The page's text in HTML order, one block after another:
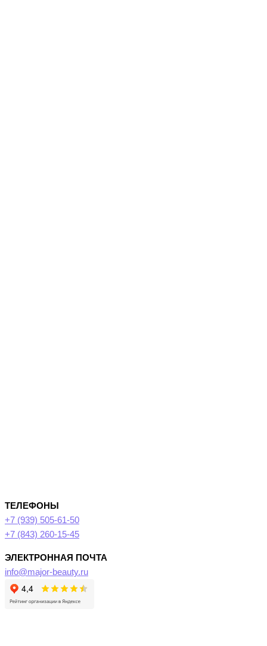
ТЕЛЕФОНЫ
+7 (939) 505-61-50
+7 (843) 260-15-45
ЭЛЕКТРОННАЯ ПОЧТА
info@major-beauty.ru